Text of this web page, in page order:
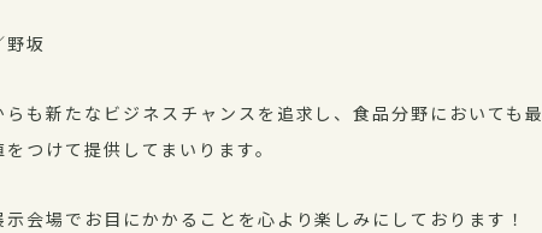
野坂
も新たなビジネスチャンスを追求し、食品分野においても最
つけて提供してまいります。
会場でお目にかかることを心より楽しみにしております！